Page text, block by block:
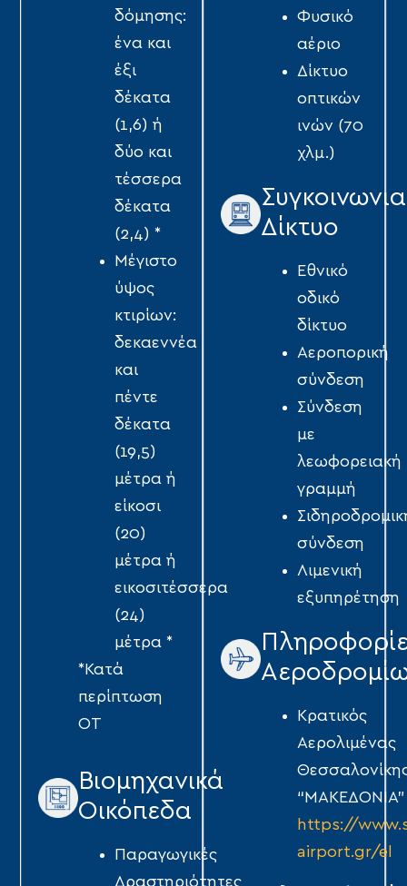
δόμησης:
ένα και
έξι
δέκατα
(1,6) ή
δύο και
τέσσερα
δέκατα
(2,4) *
Μέγιστο
ύψος
κτιρίων:
δεκαεννέα
και
πέντε
δέκατα
(19,5)
μέτρα ή
είκοσι
(20)
μέτρα ή
εικοσιτέσσερα
(24)
μέτρα *
*Κατά
περίπτωση
ΟΤ
Βιομηχανικά
Οικόπεδα
Παραγωγικές
Φυσικό
αέριο
Δίκτυο
οπτικών
ινών (70
χλμ.)
Δίκτυο
Εθνικό
οδικό
δίκτυο
Αεροπορική
σύνδεση
Σύνδεση
με
λεωφορειακή
γραμμή
σύνδεση
Λιμενική
εξυπηρέτηση
Κρατικός
Αερολιμένας
“ΜΑΚΕΔΟΝΙΑ”
https://
airport.gr/el